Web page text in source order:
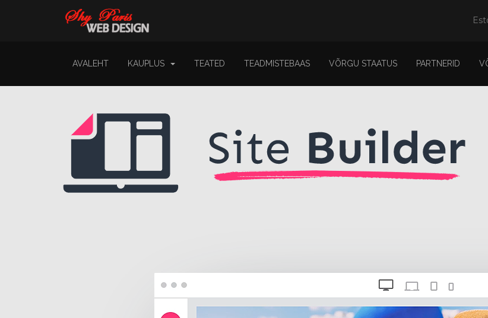
AVALEHT KAUPLUS TEATED TEADMISTEBAAS VÕRGU STAATUS PARTNERID